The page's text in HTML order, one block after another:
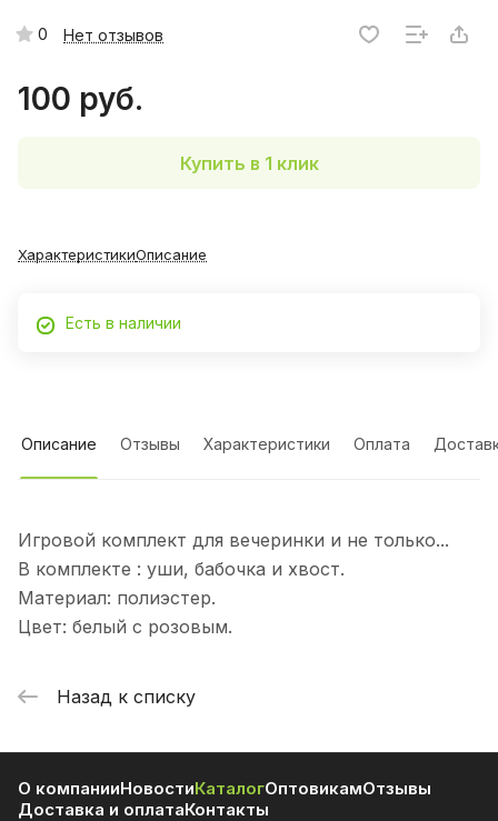
0 Нет отзывов
100 руб.
Купить в 1 клик
ХарактеристикиОписание
Есть в наличии
Описание Отзывы Характеристики Оплата
Игровой комплект для вечеринки и не только...
В комплекте : уши, бабочка и хвост.
Материал: полиэстер.
Цвет: белый с розовым.
Назад к списку
О компанииНовостиКаталогОптовикамОтзывы
Доставка и оплатаКонтакты